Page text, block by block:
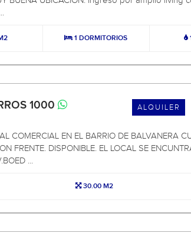
1 DORMITORIOS
ALQUILER
1000
COMERCIAL EN EL BARRIO DE BALVANERA
FRENTE. DISPONIBLE. EL LOCAL SE
...
30.00 M2